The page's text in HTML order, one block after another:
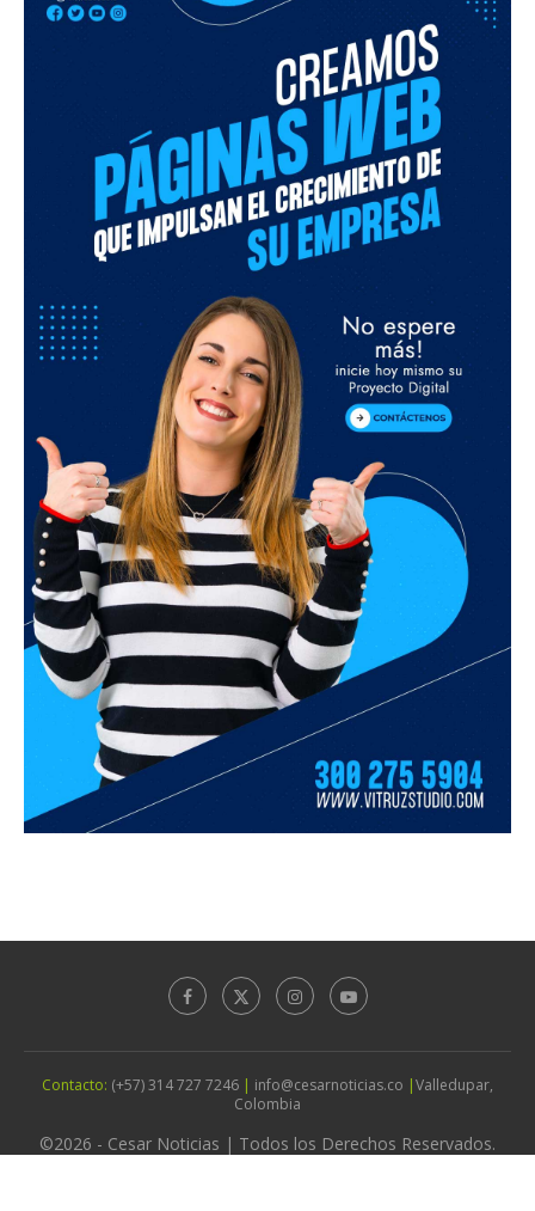
Contacto: (+57) 314 727 7246 | info@cesarnoticias.co |Valledupar,
Colombia
©2026 - Cesar Noticias | Todos los Derechos Reservados.